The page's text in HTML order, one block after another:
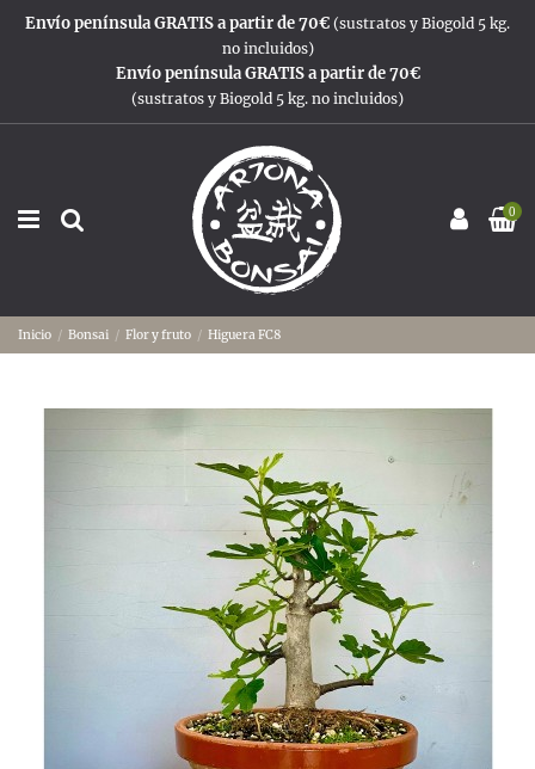
Envío península GRATIS a partir de 70€ (sustratos y Biogold 5 kg.
no incluidos)
Envío península GRATIS a partir de 70€
(sustratos y Biogold 5 kg. no incluidos)
0
Inicio Bonsai Flor y fruto Higuera FC8